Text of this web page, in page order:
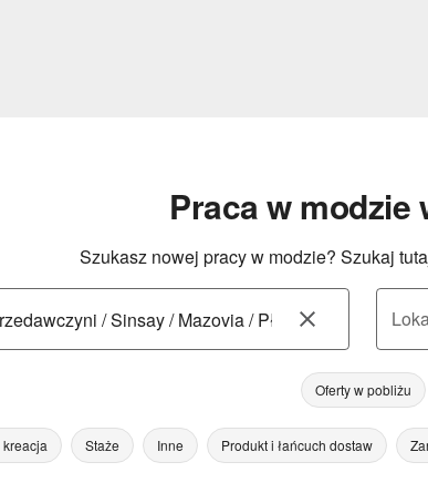
Praca w modzie
Szukasz nowej pracy w modzie? Szukaj
Oferty w pobliżu
Staże Inne Produkt i łańcuch dostaw